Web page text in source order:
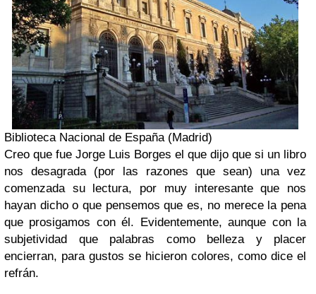
Biblioteca Nacional de España (Madrid)
Creo que fue Jorge Luis Borges el que dijo que si un libro
nos desagrada (por las razones que sean) una vez
comenzada su lectura, por muy interesante que nos
hayan dicho o que pensemos que es, no merece la pena
que prosigamos con él. Evidentemente, aunque con la
subjetividad que palabras como belleza y placer
encierran, para gustos se hicieron colores, como dice el
refrán.